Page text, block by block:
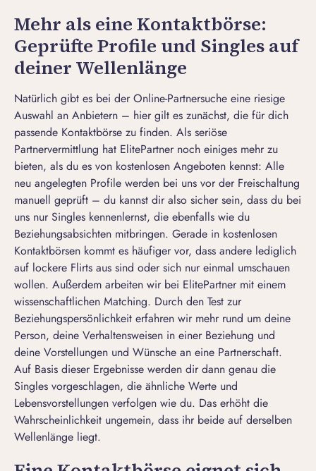
Mehr als eine Kontaktbörse:
Geprüfte Profile und Singles auf
deiner Wellenlänge
Natürlich gibt es bei der Online-Partnersuche eine riesige
Auswahl an Anbietern – hier gilt es zunächst, die für dich
passende Kontaktbörse zu finden. Als seriöse
Partnervermittlung hat ElitePartner noch einiges mehr zu
bieten, als du es von kostenlosen Angeboten kennst: Alle
neu angelegten Profile werden bei uns vor der Freischaltung
manuell geprüft – du kannst dir also sicher sein, dass du bei
uns nur Singles kennenlernst, die ebenfalls wie du
Beziehungsabsichten mitbringen. Gerade in kostenlosen
Kontaktbörsen kommt es häufiger vor, dass andere lediglich
auf lockere Flirts aus sind oder sich nur einmal umschauen
wollen. Außerdem arbeiten wir bei ElitePartner mit einem
wissenschaftlichen Matching. Durch den Test zur
Beziehungspersönlichkeit erfahren wir mehr rund um deine
Person, deine Verhaltensweisen in einer Beziehung und
deine Vorstellungen und Wünsche an eine Partnerschaft.
Auf Basis dieser Ergebnisse werden dir dann genau die
Singles vorgeschlagen, die ähnliche Werte und
Lebensvorstellungen verfolgen wie du. Das erhöht die
Wahrscheinlichkeit ungemein, dass ihr beide auf derselben
Wellenlänge liegt.